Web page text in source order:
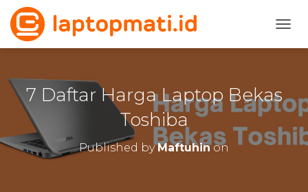
7 Daftar Harga Laptop Bekas
Toshiba
Published byMaftuhinon